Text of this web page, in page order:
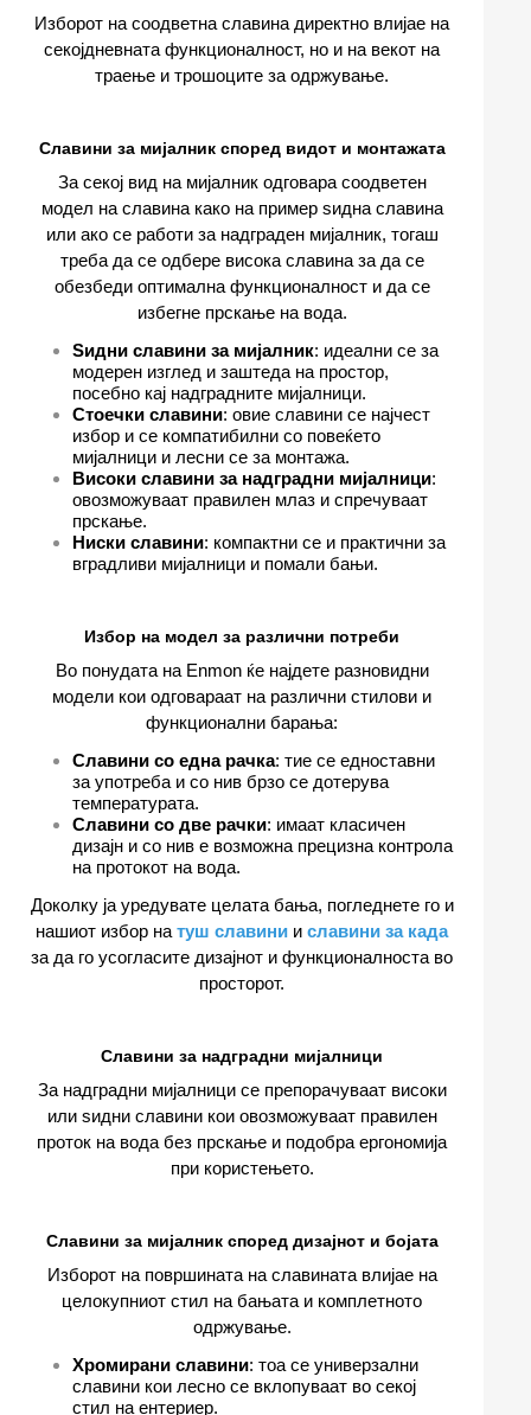
Изборот на соодветна славина директно влијае на
секојдневната функционалност, но и на векот на
траење и трошоците за одржување.
Славини за мијалник според видот и монтажата
За секој вид на мијалник одговара соодветен
модел на славина како на пример ѕидна славина
или ако се работи за надграден мијалник, тогаш
треба да се одбере висока славина за да се
обезбеди оптимална функционалност и да се
избегне прскање на вода.
Ѕидни славини за мијалник: идеални се за
модерен изглед и заштеда на простор,
посебно кај надградните мијалници.
Стоечки славини: овие славини се најчест
избор и се компатибилни со повеќето
мијалници и лесни се за монтажа.
Високи славини за надградни мијалници:
овозможуваат правилен млаз и спречуваат
прскање.
Ниски славини: компактни се и практични за
вградливи мијалници и помали бањи.
Избор на модел за различни потреби
Во понудата на Enmon ќе најдете разновидни
модели кои одговараат на различни стилови и
функционални барања:
Славини со една рачка: тие се едноставни
за употреба и со нив брзо се дотерува
температурата.
Славини со две рачки: имаат класичен
дизајн и со нив е возможна прецизна контрола
на протокот на вода.
Доколку ја уредувате целата бања, погледнете го и
нашиот избор на туш славини и славини за када
за да го усогласите дизајнот и функционалноста во
просторот.
Славини за надградни мијалници
За надградни мијалници се препорачуваат високи
или ѕидни славини кои овозможуваат правилен
проток на вода без прскање и подобра ергономија
при користењето.
Славини за мијалник според дизајнот и бојата
Изборот на површината на славината влијае на
целокупниот стил на бањата и комплетното
одржување.
Хромирани славини: тоа се универзални
славини кои лесно се вклопуваат во секој
стил на ентериер.